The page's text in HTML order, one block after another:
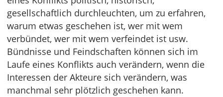
gesellschaftlich durchleuchten, um zu erfahren,
warum etwas geschehen ist, wer mit wem
verbündet, wer mit wem verfeindet ist usw.
Bündnisse und Feindschaften können sich im
Laufe eines Konflikts auch verändern, wenn die
Interessen der Akteure sich verändern, was
manchmal sehr plötzlich geschehen kann.